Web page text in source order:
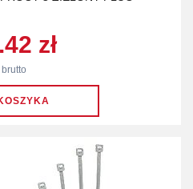
zł
brutto